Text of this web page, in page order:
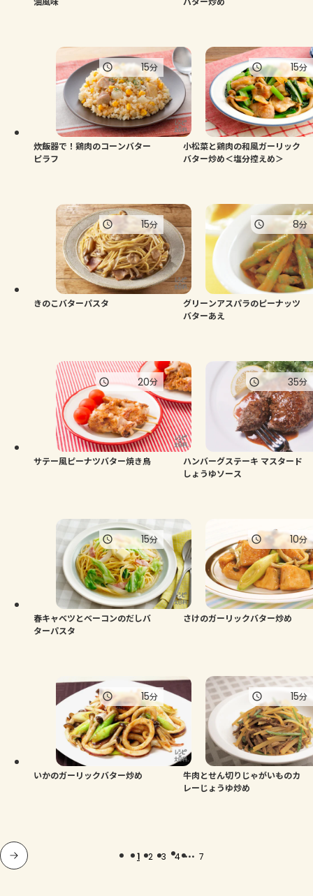
炊飯器で！鶏肉のコーンバター
ピラフ
15分
小松菜と鶏肉の和風ガーリック
バター炒め＜塩分控えめ＞
15分
きのこバターパスタ
15分
グリーンアスパラのピーナッツ
バターあえ
8分
サテー風ピーナツバター焼き鳥
20分
ハンバーグステーキ マスタード
しょうゆソース
35分
春キャベツとベーコンのだしバ
ターパスタ
15分
さけのガーリックバター炒め
10分
いかのガーリックバター炒め
15分
牛肉とせん切りじゃがいものカ
レーじょうゆ炒め
15分
1 2 3 4 ... 7